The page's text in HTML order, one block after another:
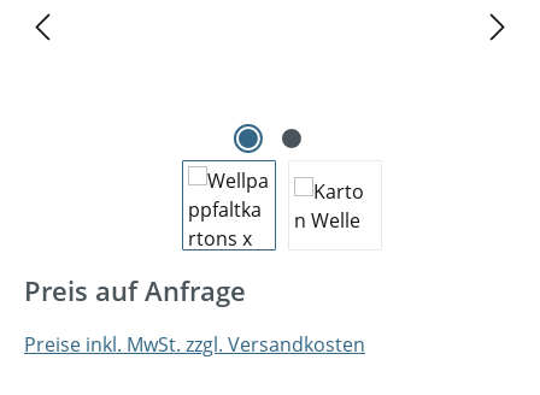
Preis auf Anfrage
Preise inkl. MwSt. zzgl. Versandkosten